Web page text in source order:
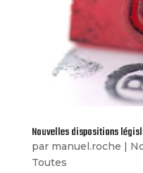
Nouvelles dispositions
par manuel.roche |
Toutes